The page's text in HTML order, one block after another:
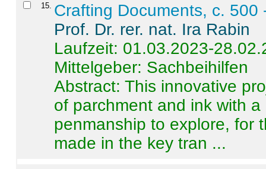
15 Crafting Documents, c. 500
Prof. Dr. rer. nat. Ira Rabin
Laufzeit: 01.03.2023-
Mittelgeber: Sachbeihilfen
Abstract:This innovative
of parchment and ink with
penmanship to explore, for
made in the key tran ...